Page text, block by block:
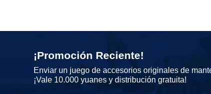
¡Promoción Reciente!
Enviar un juego de accesorios originales de
¡Vale 10.000 yuanes y distribución gratuita!